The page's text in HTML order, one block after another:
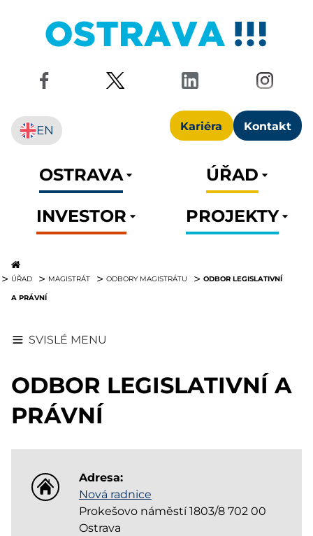
Kariéra Kontakt
EN
OSTRAVA
ÚŘAD
INVESTOR
PROJEKTY
ÚŘAD MAGISTRÁT ODBORY MAGISTRÁTU
ODBOR LEGISLATIVNÍ
A PRÁVNÍ
SVISLÉ MENU
ODBOR LEGISLATIVNÍ A
PRÁVNÍ
Adresa:
Nová radnice
Prokešovo náměstí 1803/8 702 00
Ostrava